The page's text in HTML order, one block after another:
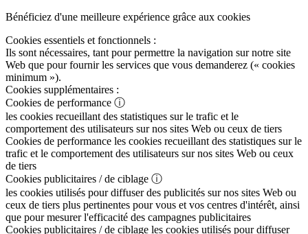
Bénéficiez d'une meilleure expérience grâce aux cookies
Cookies essentiels et fonctionnels :
Ils sont nécessaires, tant pour permettre la navigation sur notre site
Web que pour fournir les services que vous demanderez (« cookies
minimum »).
Cookies supplémentaires :
Cookies de performance ⓘ
les cookies recueillant des statistiques sur le trafic et le
comportement des utilisateurs sur nos sites Web ou ceux de tiers
Cookies de performance les cookies recueillant des statistiques sur le
trafic et le comportement des utilisateurs sur nos sites Web ou ceux
de tiers
Cookies publicitaires / de ciblage ⓘ
les cookies utilisés pour diffuser des publicités sur nos sites Web ou
ceux de tiers plus pertinentes pour vous et vos centres d'intérêt, ainsi
que pour mesurer l'efficacité des campagnes publicitaires
Cookies publicitaires / de ciblage les cookies utilisés pour diffuser